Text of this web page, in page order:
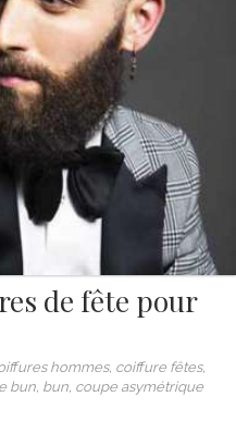
de fête pour
hommes, coiffure fêtes,
bun, bun, coupe asymétrique